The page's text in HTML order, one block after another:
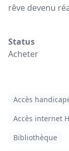
rêve devenu
Status
Acheter
Accès
Accès internet
Bibliothèque